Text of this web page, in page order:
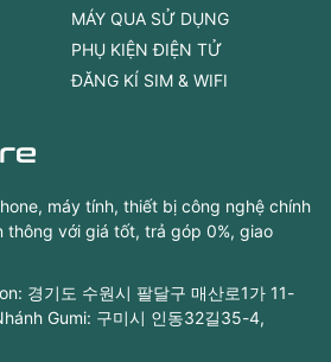
MÁY QUA SỬ DỤNG
PHỤ KIỆN ĐIỆN TỬ
ĐĂNG KÍ SIM & WIFI
máy tính, thiết bị công nghệ chính
thông với giá tốt, trả góp 0%, giao
경기도 수원시 팔달구 매산로1가 11-
Gumi: 구미시 인동32길35-4,